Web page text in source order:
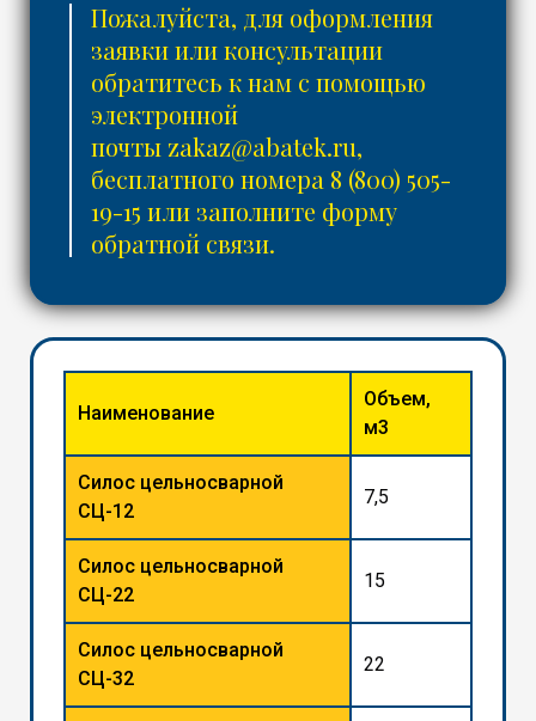
Пожалуйста, для оформления
заявки или консультации
обратитесь к нам с помощью
электронной
почты zakaz@abatek.ru,
бесплатного номера 8 (800) 505-
19-15 или заполните форму
обратной связи.
Наименование
Объем,
м3
Силос цельносварной
СЦ-12
7,5
Силос цельносварной
СЦ-22
15
Силос цельносварной
СЦ-32
22